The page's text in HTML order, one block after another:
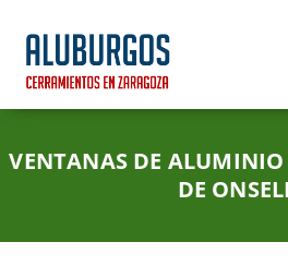
VENTANAS DE ALUMINIO
DE